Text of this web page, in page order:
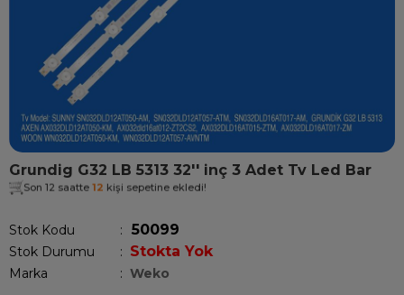
Grundig G32 LB 5313 32'' inç 3 Adet Tv Led Bar
Son 12 saatte 12 kişi sepetine ekledi!
Stok Kodu 50099
Stok Durumu : Stokta Yok
Marka : Weko